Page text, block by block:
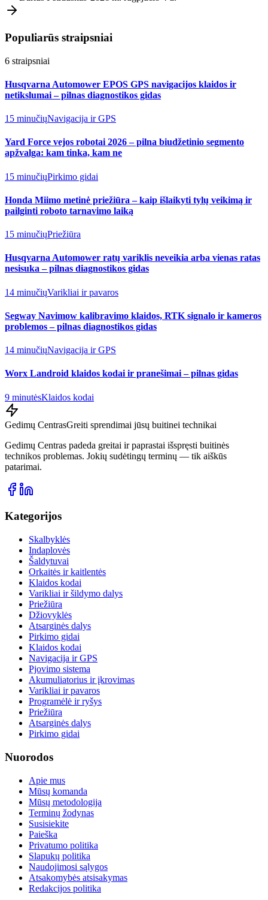
Populiarūs straipsniai
6 straipsniai
Husqvarna Automower EPOS GPS navigacijos klaidos ir
netikslumai – pilnas diagnostikos gidas
15 minučiųNavigacija ir GPS
Yard Force vejos robotai 2026 – pilna biudžetinio segmento
apžvalga: kam tinka, kam ne
15 minučiųPirkimo gidai
Honda Miimo metinė priežiūra – kaip išlaikyti tylų veikimą ir
pailginti roboto tarnavimo laiką
15 minučiųPriežiūra
Husqvarna Automower ratų variklis neveikia arba vienas ratas
nesisuka – pilnas diagnostikos gidas
14 minučiųVarikliai ir pavaros
Segway Navimow kalibravimo klaidos, RTK signalo ir kameros
problemos – pilnas diagnostikos gidas
14 minučiųNavigacija ir GPS
Worx Landroid klaidos kodai ir pranešimai – pilnas gidas
9 minutėsKlaidos kodai
Gedimų CentrasGreiti sprendimai jūsų buitinei technikai
Gedimų Centras padeda greitai ir paprastai išspręsti buitinės
technikos problemas. Jokių sudėtingų terminų — tik aiškūs
patarimai.
Kategorijos
Skalbyklės
Indaplovės
Šaldytuvai
Orkaitės ir kaitlentės
Klaidos kodai
Varikliai ir šildymo dalys
Priežiūra
Džiovyklės
Atsarginės dalys
Pirkimo gidai
Klaidos kodai
Navigacija ir GPS
Pjovimo sistema
Akumuliatorius ir įkrovimas
Varikliai ir pavaros
Programėlė ir ryšys
Priežiūra
Atsarginės dalys
Pirkimo gidai
Nuorodos
Apie mus
Mūsų komanda
Mūsų metodologija
Terminų žodynas
Susisiekite
Paieška
Privatumo politika
Slapukų politika
Naudojimosi sąlygos
Atsakomybės atsisakymas
Redakcijos politika